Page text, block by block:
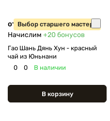
Выбор старшего мастера
от 400 ₽
Начислим +20 бонусов
Гао Шань Дянь Хун - красный
чай из Юньнани
0
0 В наличии
В корзину